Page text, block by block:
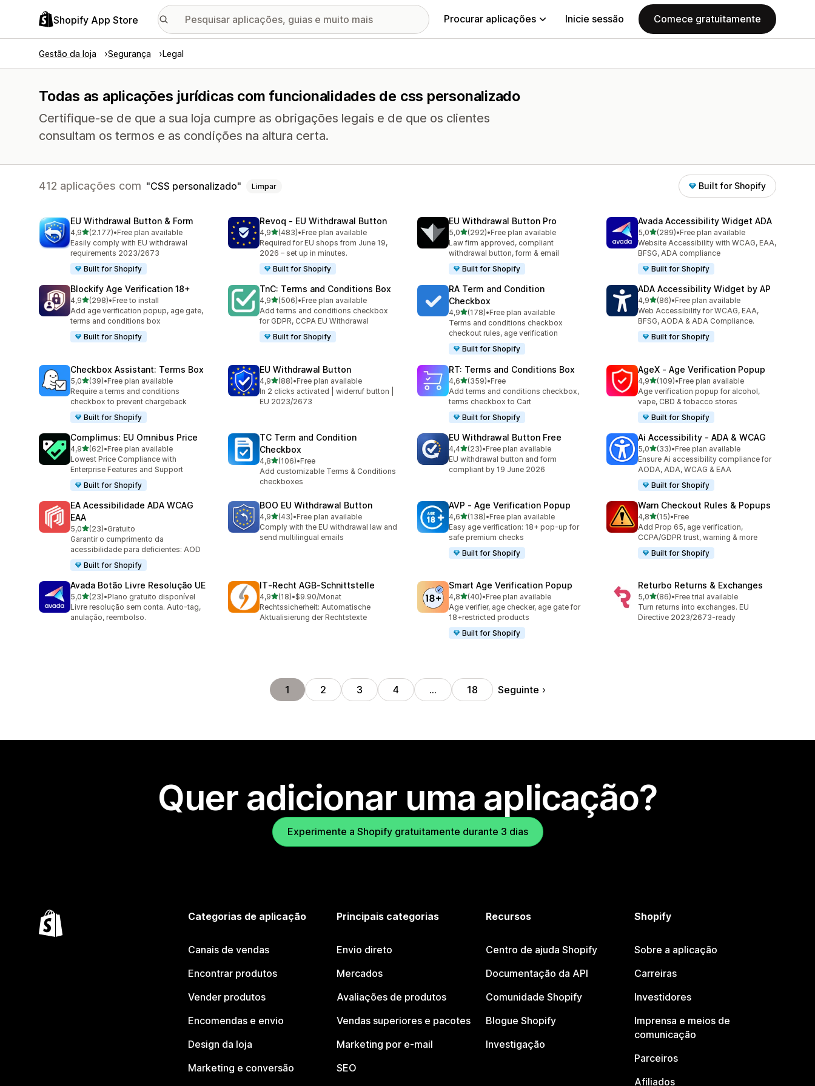
Shopify App Store Procurar aplicações Inicie sessão Comece gratuitamente
Gestão da loja Segurança Legal
Todas as aplicações jurídicas com funcionalidades de css personalizado
Certifique-se de que a sua loja cumpre as obrigações legais e de que os clientes
consultam os termos e as condições na altura certa.
412 aplicações com CSS personalizado Limpar Built for Shopify
EU Withdrawal Button & Form
4,9de 5 estrelas
(2.177)
2177 total de avaliações
•Free plan available
Easily comply with EU withdrawal
requirements 2023/2673
Built for Shopify
Revoq ‑ EU Withdrawal Button
4,9de 5 estrelas
(483)
483 total de avaliações
•Free plan available
Required for EU shops from June 19,
2026 – set up in minutes.
Built for Shopify
EU Withdrawal Button Pro
5,0de 5 estrelas
(292)
292 total de avaliações
•Free plan available
Law firm approved, compliant
withdrawal button, form & email
Built for Shopify
Avada Accessibility Widget ADA
5,0de 5 estrelas
(289)
289 total de avaliações
•Free plan available
Website Accessibility with WCAG, EAA,
BFSG, ADA compliance
Built for Shopify
Blockify Age Verification 18+
4,9de 5 estrelas
(298)
298 total de avaliações
•Free to install
Add age verification popup, age gate,
terms and conditions box
Built for Shopify
TnC: Terms and Conditions Box
4,9de 5 estrelas
(506)
506 total de avaliações
•Free plan available
Add terms and conditions checkbox
for GDPR, CCPA EU Withdrawal
Built for Shopify
RA Term and Condition
Checkbox
4,9de 5 estrelas
(178)
178 total de avaliações
•Free plan available
Terms and conditions checkbox
checkout rules, age verification
Built for Shopify
ADA Accessibility Widget by AP
4,9de 5 estrelas
(86)
86 total de avaliações
•Free plan available
Web Accessibility for WCAG, EAA,
BFSG, AODA & ADA Compliance.
Built for Shopify
Checkbox Assistant: Terms Box
5,0de 5 estrelas
(39)
39 total de avaliações
•Free plan available
Require a terms and conditions
checkbox to prevent chargeback
Built for Shopify
EU Withdrawal Button
4,9de 5 estrelas
(88)
88 total de avaliações
•Free plan available
In 2 clicks activated | widerruf button |
EU 2023/2673
RT: Terms and Conditions Box
4,6de 5 estrelas
(359)
359 total de avaliações
•Free
Add terms and conditions checkbox,
terms checkbox to Cart
Built for Shopify
AgeX ‑ Age Verification Popup
4,9de 5 estrelas
(109)
109 total de avaliações
•Free plan available
Age verification popup for alcohol,
vape, CBD & tobacco stores
Built for Shopify
Complimus: EU Omnibus Price
4,9de 5 estrelas
(62)
62 total de avaliações
•Free plan available
Lowest Price Compliance with
Enterprise Features and Support
Built for Shopify
TC Term and Condition
Checkbox
4,8de 5 estrelas
(106)
106 total de avaliações
•Free
Add customizable Terms & Conditions
checkboxes
EU Withdrawal Button Free
4,4de 5 estrelas
(23)
23 total de avaliações
•Free plan available
EU withdrawal button and form
compliant by 19 June 2026
Ai Accessibility ‑ ADA & WCAG
5,0de 5 estrelas
(33)
33 total de avaliações
•Free plan available
Ensure Ai accessibility compliance for
AODA, ADA, WCAG & EAA
Built for Shopify
EA Acessibilidade ADA WCAG
EAA
5,0de 5 estrelas
(23)
23 total de avaliações
•Gratuito
Garantir o cumprimento da
acessibilidade para deficientes: AOD
Built for Shopify
BOO EU Withdrawal Button
4,9de 5 estrelas
(43)
43 total de avaliações
•Free plan available
Comply with the EU withdrawal law and
send multilingual emails
AVP ‑ Age Verification Popup
4,6de 5 estrelas
(138)
138 total de avaliações
•Free plan available
Easy age verification: 18+ pop-up for
safe premium checks
Built for Shopify
Warn Checkout Rules & Popups
4,8de 5 estrelas
(15)
15 total de avaliações
•Free
Add Prop 65, age verification,
CCPA/GDPR trust, warning & more
Built for Shopify
Avada Botão Livre Resolução UE
5,0de 5 estrelas
(23)
23 total de avaliações
•Plano gratuito disponível
Livre resolução sem conta. Auto-tag,
anulação, reembolso.
IT‑Recht AGB‑Schnittstelle
4,9de 5 estrelas
(18)
18 total de avaliações
•$9.90/Monat
Rechtssicherheit: Automatische
Aktualisierung der Rechtstexte
Smart Age Verification Popup
4,8de 5 estrelas
(40)
40 total de avaliações
•Free plan available
Age verifier, age checker, age gate for
18+restricted products
Built for Shopify
Returbo Returns & Exchanges
5,0de 5 estrelas
(86)
86 total de avaliações
•Free trial available
Turn returns into exchanges. EU
Directive 2023/2673-ready
1 2 3 4 … 18 Seguinte
Quer adicionar uma aplicação?
Experimente a Shopify gratuitamente durante 3 dias
Categorias de aplicação
Canais de vendas
Encontrar produtos
Vender produtos
Encomendas e envio
Design da loja
Marketing e conversão
Principais categorias
Envio direto
Mercados
Avaliações de produtos
Vendas superiores e pacotes
Marketing por e-mail
SEO
Recursos
Centro de ajuda Shopify
Documentação da API
Comunidade Shopify
Blogue Shopify
Investigação
Shopify
Sobre a aplicação
Carreiras
Investidores
Imprensa e meios de
comunicação
Parceiros
Afiliados